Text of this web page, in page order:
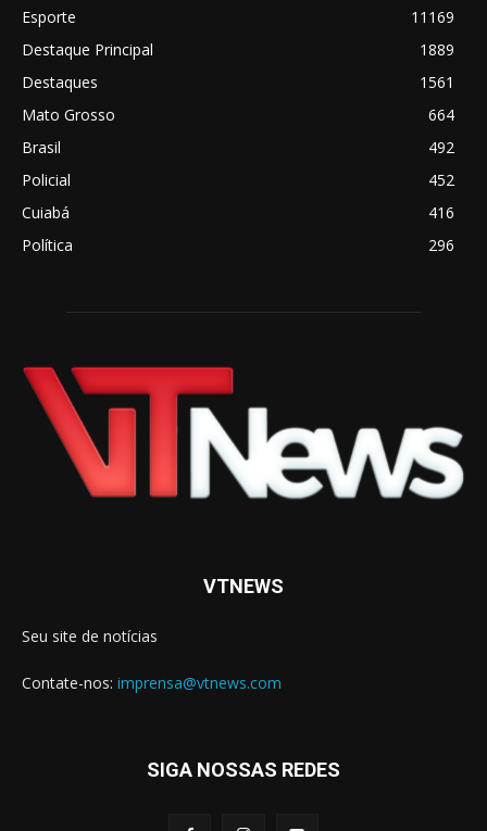
Esporte
11169
Destaque Principal
1889
Destaques
1561
Mato Grosso
664
Brasil
492
Policial
452
Cuiabá
416
Política
296
VTNEWS
Seu site de notícias
Contate-nos: imprensa@vtnews.com
SIGA NOSSAS REDES